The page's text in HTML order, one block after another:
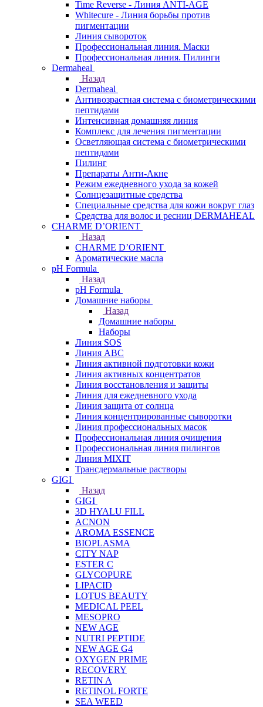
Time Reverse - Линия ANTI-AGE
Whitecure - Линия борьбы против
пигментации
Линия сывороток
Профессиональная линия. Маски
Профессиональная линия. Пилинги
Dermaheal
Назад
Dermaheal
Антивозрастная система с биометрическими
пептидами
Интенсивная домашняя линия
Комплекс для лечения пигментации
Осветляющая система с биометрическими
пептидами
Пилинг
Препараты Анти-Акне
Режим ежедневного ухода за кожей
Солнцезащитные средства
Специальные средства для кожи вокруг глаз
Средства для волос и ресниц DERMAHEAL
CHARME D’ORIENT
Назад
CHARME D’ORIENT
Ароматические масла
pH Formula
Назад
pH Formula
Домашние наборы
Назад
Домашние наборы
Наборы
Линия SOS
Линия АВС
Линия активной подготовки кожи
Линия активных концентратов
Линия восстановления и защиты
Линия для ежедневного ухода
Линия защита от солнца
Линия концентрированные сыворотки
Линия профессиональных масок
Профессиональная линия очищения
Профессиональная линия пилингов
Линия MIXIT
Трансдермальные растворы
GIGI
Назад
GIGI
3D HYALU FILL
ACNON
AROMA ESSENCE
BIOPLASMA
CITY NAP
ESTER C
GLYCOPURE
LIPACID
LOTUS BEAUTY
MEDICAL PEEL
MESOPRO
NEW AGE
NUTRI PEPTIDE
NEW AGE G4
OXYGEN PRIME
RECOVERY
RETIN A
RETINOL FORTE
SEA WEED